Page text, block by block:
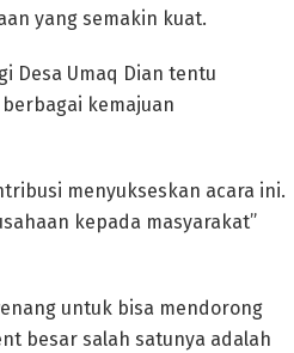
yang semakin kuat.
Desa Umaq Dian tentu
kemajuan
menyukseskan acara ini.
kepada masyarakat”
untuk bisa mendorong
besar salah satunya adalah